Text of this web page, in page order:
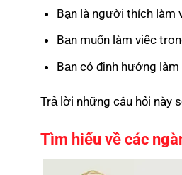
Bạn là người thích làm
Bạn muốn làm việc
Bạn có định hướng
Trả lời những câu hỏi này
Tìm hiểu về các